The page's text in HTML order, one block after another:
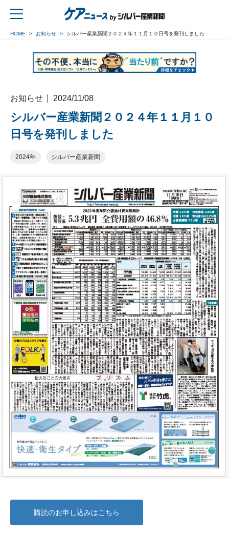
HOME お知らせ シルバー産業新聞２０２４年１１月１０日号を発刊しました
お知らせ 2024/11/08
シルバー産業新聞２０２４年１１月１０
日号を発刊しました
2024年 シルバー産業新聞
購読のお申し込みはこちら